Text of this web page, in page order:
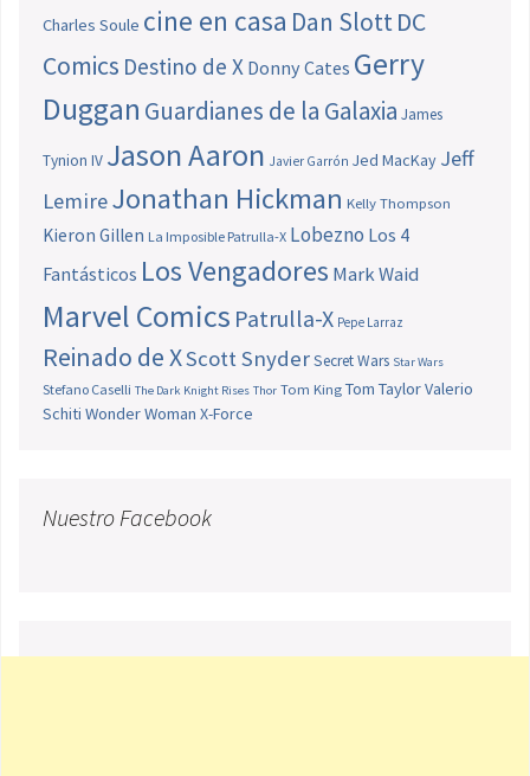
Charles Soule cine en casa Dan SlottDC
Comics Destino de X Donny Cates Gerry
Duggan Guardianes de la Galaxia James
Tynion IV Jason Aaron Javier Garrón Jed MacKay Jeff
LemireJonathan Hickman Kelly Thompson
Kieron Gillen La Imposible Patrulla-X Lobezno Los 4
Fantásticos Los Vengadores Mark Waid
Marvel Comics Patrulla-X Pepe Larraz
Reinado de XScott SnyderSecret Wars Star Wars
Stefano Caselli The Dark Knight Rises Thor Tom King Tom TaylorValerio
Schiti Wonder Woman X-Force
Nuestro Facebook